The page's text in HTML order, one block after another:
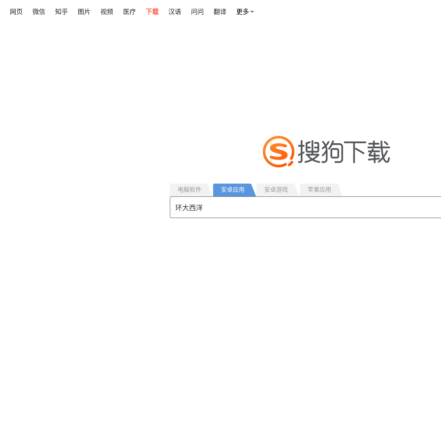
网页 微信 知乎 图片 视频 医疗 下载 汉语 问问 翻译 更多
电脑软件 安卓应用 安卓游戏 苹果应用